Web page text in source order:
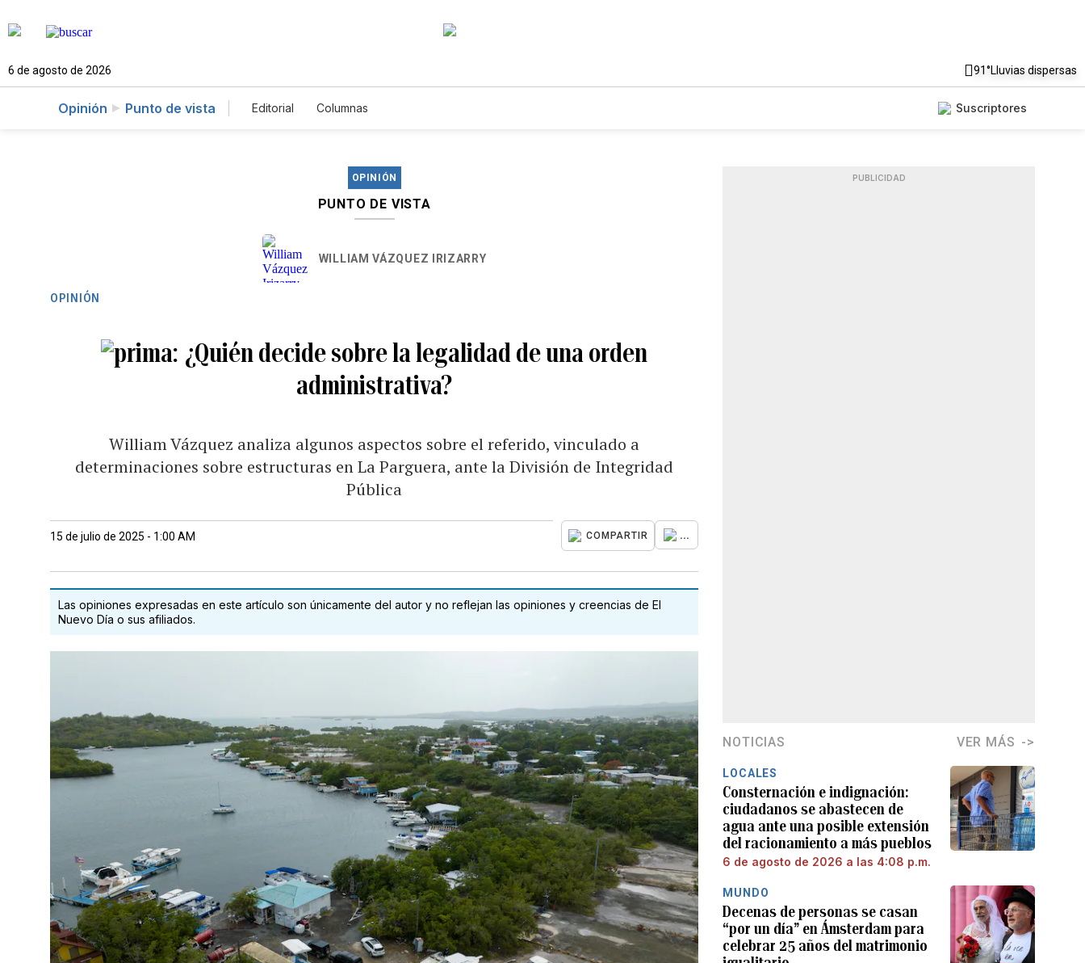
6 de agosto de 2026 91°Lluvias dispersas
Opinión Punto de vista Editorial Columnas Suscriptores
OPINIÓN
PUNTO DE VISTA
WILLIAM VÁZQUEZ IRIZARRY
OPINIÓN
¿Quién decide sobre la legalidad de una orden
administrativa?
William Vázquez analiza algunos aspectos sobre el referido, vinculado a
determinaciones sobre estructuras en La Parguera, ante la División de Integridad
Pública
15 de julio de 2025 - 1:00 AM COMPARTIR ...
Las opiniones expresadas en este artículo son únicamente del autor y no reflejan las opiniones y creencias de El
Nuevo Día o sus afiliados.
PUBLICIDAD
NOTICIAS VER MÁS
LOCALES
Consternación e indignación:
ciudadanos se abastecen de
agua ante una posible extensión
del racionamiento a más pueblos
6 de agosto de 2026 a las 4:08 p.m.
MUNDO
Decenas de personas se casan
“por un día” en Ámsterdam para
celebrar 25 años del matrimonio